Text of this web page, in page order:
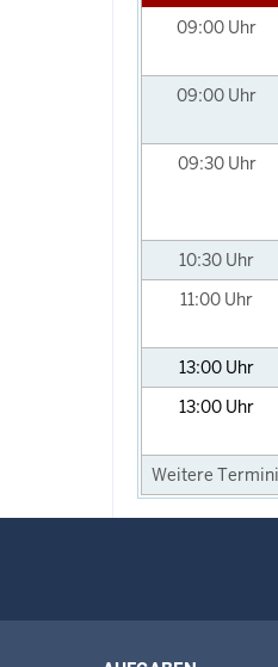
09:00 Uhr
09:00 Uhr
09:30 Uhr
10:30 Uhr
11:00 Uhr
13:00 Uhr
13:00 Uhr
Weitere